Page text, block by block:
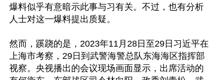
爆料似乎有意暗示此事与习有关。不过，也有分析
人士对这一爆料提出质疑。
然而，蹊跷的是，2023年11月28日至29日习近平在
上海市考察，29日到武警海警总队东海海区指挥部
视察。央视播出的会议现场画面显示，出席活动的